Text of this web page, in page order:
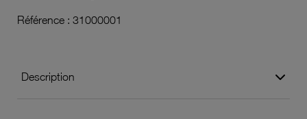
Référence : 31000001
Description